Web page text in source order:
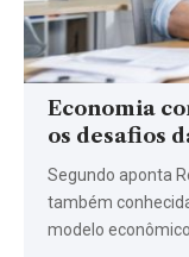
Economia
os desafios
Segundo aponta
também
modelo